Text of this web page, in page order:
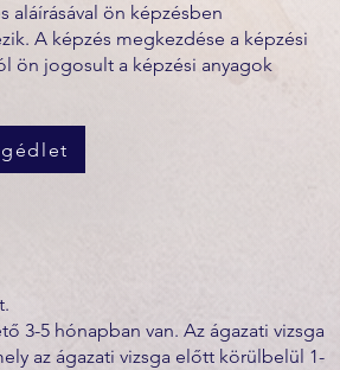
ön képzésben
A képzés megkezdése a képzési
ön jogosult a képzési anyagok
3-5 hónapban van. Az ágazati vizsga
az ágazati vizsga előtt körülbelül 1-